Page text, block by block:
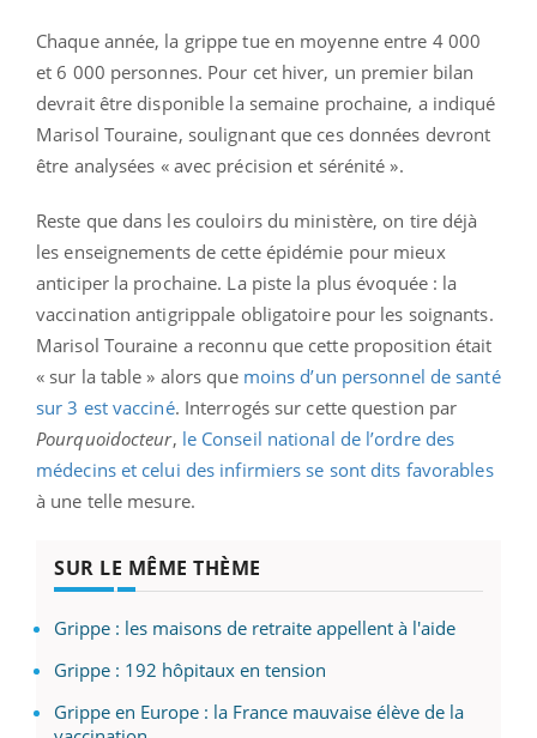
Chaque année, la grippe tue en moyenne entre 4 000
et 6 000 personnes. Pour cet hiver, un premier bilan
devrait être disponible la semaine prochaine, a indiqué
Marisol Touraine, soulignant que ces données devront
être analysées « avec précision et sérénité ».
Reste que dans les couloirs du ministère, on tire déjà
les enseignements de cette épidémie pour mieux
anticiper la prochaine. La piste la plus évoquée : la
vaccination antigrippale obligatoire pour les soignants.
Marisol Touraine a reconnu que cette proposition était
« sur la table » alors que moins d’un personnel de santé
sur 3 est vacciné. Interrogés sur cette question par
Pourquoidocteur, le Conseil national de l’ordre des
médecins et celui des infirmiers se sont dits favorables
à une telle mesure.
SUR LE MÊME THÈME
Grippe : les maisons de retraite appellent à l'aide
Grippe : 192 hôpitaux en tension
Grippe en Europe : la France mauvaise élève de la